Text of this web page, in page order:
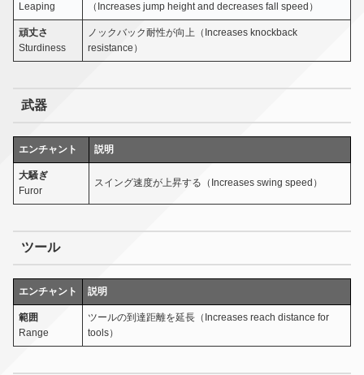
Leaping （Increases jump height and decreases fall speed）
頑丈さ
Sturdiness
ノックバック耐性が向上（Increases knockback
resistance）
武器
エンチャント 説明
大騒ぎ
Furor
スイング速度が上昇する（Increases swing speed）
ツール
エンチャント 説明
範囲
Range
ツールの到達距離を延長（Increases reach distance for
tools）